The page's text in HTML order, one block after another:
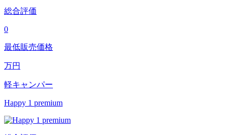
総合評価
0
最低販売価格
万円
軽キャンパー
Happy 1 premium